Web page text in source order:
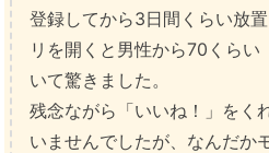
登録してから3日間くらい放
リを開くと男性から70くらい
いて驚きました。
残念ながら「いいね！」をく
いませんでしたが、なんだか